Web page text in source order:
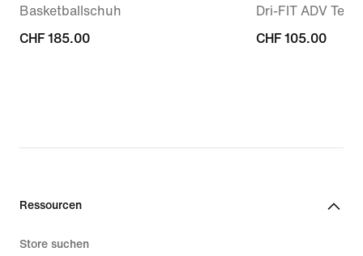
Basketballschuh
CHF 185.00
CHF 185.00
Dri-FIT ADV
CHF 105.00
CHF 105.00
Ressourcen
Store suchen